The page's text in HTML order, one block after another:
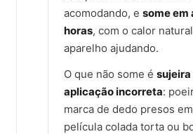
acomodando, e some em
horas, com o calor
aparelho ajudando.
O que não some é sujeira
aplicação incorreta:
marca de dedo presos
película colada torta ou